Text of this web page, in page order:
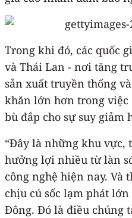
Trong khi đó, các quốc
và Thái Lan - nơi tăng
sản xuất truyền thống
khăn lớn hơn trong
bù đắp cho sự suy giảm
“Đây là những khu vực,
hưởng lợi nhiều từ làn
công nghệ hiện nay. Và
chịu cú sốc lạm phát
Đông. Đó là điều chúng